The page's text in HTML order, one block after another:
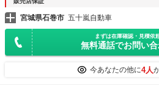
宮城県石巻市 五十嵐自動車
まずは在庫確認・見積依
無料通話でお問い
今あなたの他に4人